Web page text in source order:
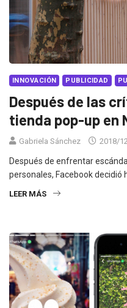
INNOVACIÓN PUBLICIDAD
Después de las
tienda pop-up en
Gabriela Sánchez 2018/
Después de enfrentar
personales, Facebook decidió
LEER MÁS